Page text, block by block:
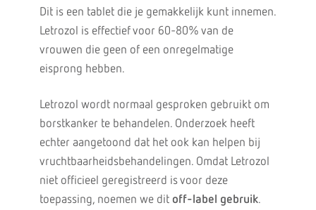
Dit is een tablet die je gemakkelijk kunt innemen.
Letrozol is effectief voor 60-80% van de
vrouwen die geen of een onregelmatige
eisprong hebben.
Letrozol wordt normaal gesproken gebruikt om
borstkanker te behandelen. Onderzoek heeft
echter aangetoond dat het ook kan helpen bij
vruchtbaarheidsbehandelingen. Omdat Letrozol
niet officieel geregistreerd is voor deze
toepassing, noemen we dit off-label gebruik.